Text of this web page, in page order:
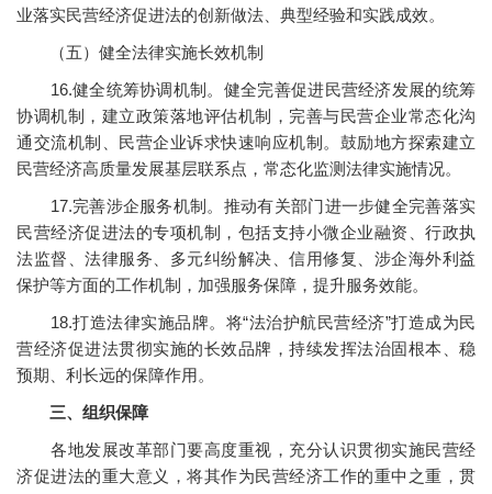
业落实民营经济促进法的创新做法、典型经验和实践成效。
（五）健全法律实施长效机制
16.健全统筹协调机制。健全完善促进民营经济发展的统筹
协调机制，建立政策落地评估机制，完善与民营企业常态化沟
通交流机制、民营企业诉求快速响应机制。鼓励地方探索建立
民营经济高质量发展基层联系点，常态化监测法律实施情况。
17.完善涉企服务机制。推动有关部门进一步健全完善落实
民营经济促进法的专项机制，包括支持小微企业融资、行政执
法监督、法律服务、多元纠纷解决、信用修复、涉企海外利益
保护等方面的工作机制，加强服务保障，提升服务效能。
18.打造法律实施品牌。将“法治护航民营经济”打造成为民
营经济促进法贯彻实施的长效品牌，持续发挥法治固根本、稳
预期、利长远的保障作用。
三、组织保障
各地发展改革部门要高度重视，充分认识贯彻实施民营经
济促进法的重大意义，将其作为民营经济工作的重中之重，贯